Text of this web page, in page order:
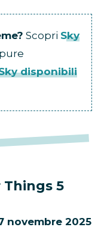
Scopri Sky
disponibili
5
novembre 2025